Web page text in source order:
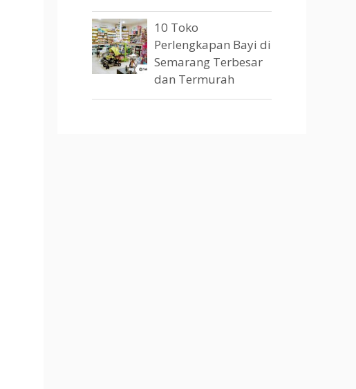
10 Toko
Perlengkapan Bayi di
Semarang Terbesar
dan Termurah